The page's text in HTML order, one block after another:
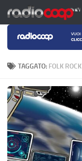
Salta al contenuto
TAGGATO: FOLK ROCK